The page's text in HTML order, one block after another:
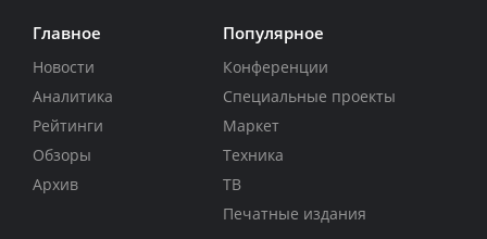
Главное
Новости
Аналитика
Рейтинги
Обзоры
Архив
Популярное
Конференции
Специальные проекты
Маркет
Техника
ТВ
Печатные издания